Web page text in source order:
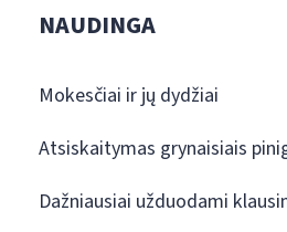
NAUDINGA
Mokesčiai ir jų dydžiai
Atsiskaitymas grynaisiais
Dažniausiai užduodami